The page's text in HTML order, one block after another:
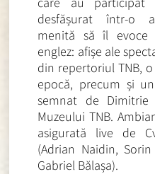
desfășurat într-o
menită să îl evoce
englez: afișe ale
din repertoriul TNB,
epocă, precum și
semnat de Dimitrie
Muzeului TNB.
asigurată live de
(Adrian Naidin,
Gabriel Bălașa).